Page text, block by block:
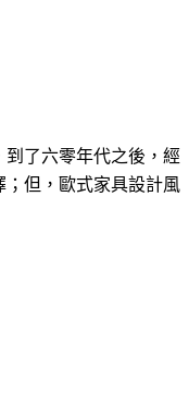
了六零年代之後，經
但，歐式家具設計風